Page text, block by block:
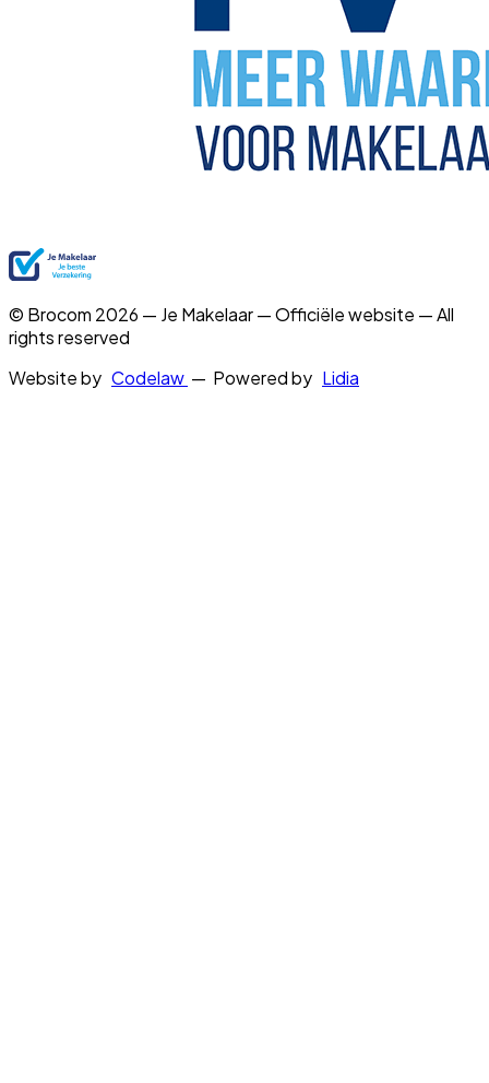
© Brocom 2026 — Je Makelaar — Officiële website — All
rights reserved
Website by Codelaw — Powered by Lidia